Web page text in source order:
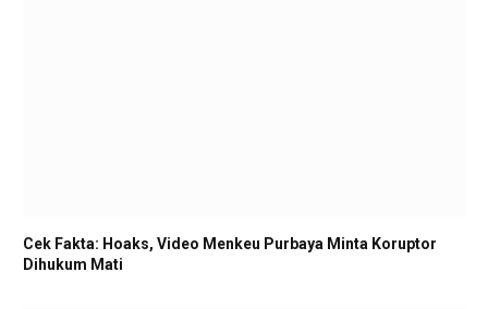
Cek Fakta: Hoaks, Video Menkeu Purbaya Minta Koruptor
Dihukum Mati